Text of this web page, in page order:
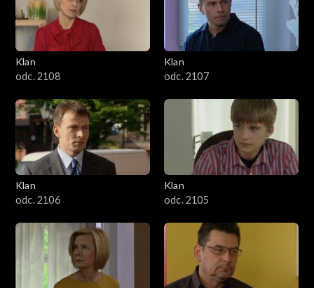
Klan
odc. 2108
Klan
odc. 2107
Klan
odc. 2106
Klan
odc. 2105